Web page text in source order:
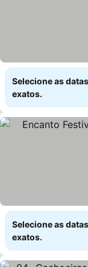
Selecione as
exatos.
Selecione as
exatos.